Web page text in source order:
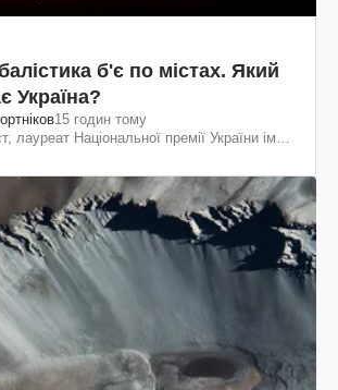
б'є по містах. Який
Україна?
15 годин тому
лауреат Національної премії України ім.